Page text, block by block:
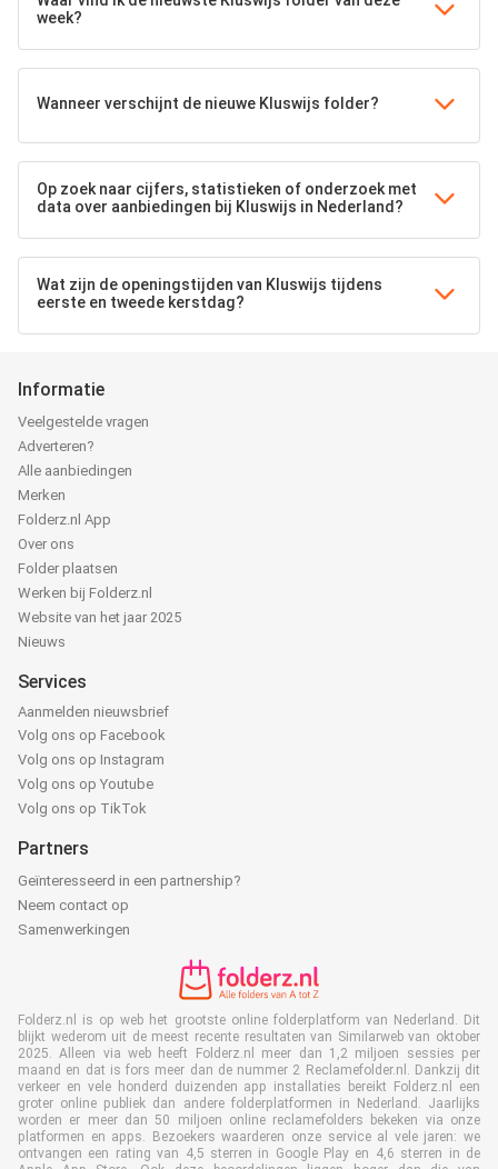
week?
Wanneer verschijnt de nieuwe Kluswijs folder?
Op zoek naar cijfers, statistieken of onderzoek met
data over aanbiedingen bij Kluswijs in Nederland?
Wat zijn de openingstijden van Kluswijs tijdens
eerste en tweede kerstdag?
Informatie
Veelgestelde vragen
Adverteren?
Alle aanbiedingen
Merken
Folderz.nl App
Over ons
Folder plaatsen
Werken bij Folderz.nl
Website van het jaar 2025
Nieuws
Services
Aanmelden nieuwsbrief
Volg ons op Facebook
Volg ons op Instagram
Volg ons op Youtube
Volg ons op TikTok
Partners
Geïnteresseerd in een partnership?
Neem contact op
Samenwerkingen
Folderz.nl is op web het grootste online folderplatform van Nederland. Dit
blijkt wederom uit de meest recente resultaten van Similarweb van oktober
2025. Alleen via web heeft Folderz.nl meer dan 1,2 miljoen sessies per
maand en dat is fors meer dan de nummer 2 Reclamefolder.nl. Dankzij dit
verkeer en vele honderd duizenden app installaties bereikt Folderz.nl een
groter online publiek dan andere folderplatformen in Nederland. Jaarlijks
worden er meer dan 50 miljoen online reclamefolders bekeken via onze
platformen en apps. Bezoekers waarderen onze service al vele jaren: we
ontvangen een rating van 4,5 sterren in Google Play en 4,6 sterren in de